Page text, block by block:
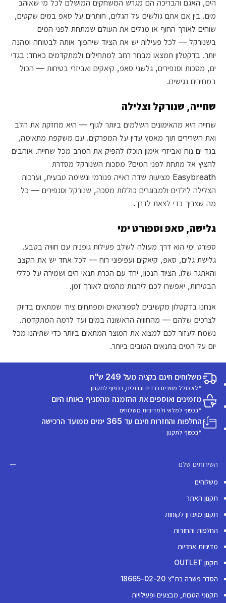
הים, האגם והבריכה הם מגרש המשחקים המושלם לכל מי שאוהב
מים. בין אם אתם גולשים על הגלים, חותרים על סאפ במים שקטים,
שוחים לאורך החוף או מגלים את העולם שמתחת לפני המים
בשנורקל — לכל פעילות יש את הציוד שיהפוך אותה לבטוחה ומהנה
יותר. בדקטלון תמצאו מבחר רחב למתחילים ולמתקדמים כאחד: בגדי
ים, מסכות וסנפירים, גלשני סאפ, קיאקים ואביזרי בטיחות — הכול
במחירים נגישים.
שחייה, שנורקל וצלילה
שחייה היא מהאימונים השלמים ביותר לגוף — היא מחזקת את הלב
ואת השרירים תוך מאמץ עדין על המפרקים. עם משקפת מתאימה,
בגד ים נוח ואביזרי אימון תוכלו להפיק את המרב מכל שחייה. אוהבים
להציץ אל מתחת לפני המים? מסכות השנורקל מסדרת
Easybreath מציעות שדה ראייה פנורמי ונשימה טבעית, וערכות
הצלילה לילדים ולמבוגרים כוללות מסכה, שנורקל וסנפירים — כל
מה שצריך כדי לצאת לדרך.
גלישה, סאפ וספורט ימי
ספורט ימי הוא דרך מעולה לשלב פעילות גופנית עם חוויה בטבע.
גלישת גלים, סאפ, קיאקים ועפיפוני רוח — לכל אחד יש את הקצב
והאתגר שלו. הציוד הנכון, יחד עם הכרת תנאי הים ושמירה על כללי
הבטיחות, יאפשרו לכם ליהנות מהמים לאורך זמן.
אנחנו בדקטלון מקשיבים לספורטאים ומפתחים ציוד שמתאים בדיוק
לצרכים שלהם — מהחוויה הראשונה במים ועד לרמה המתקדמת.
נשמח לעזור לכם למצוא את המוצר המתאים ביותר כדי שתיהנו מכל
יום על המים בתנאים הטובים ביותר.
משלוחים חינם בקניה מעל 249 ש"ח
*לא כולל מוצרים כבדים וגדולים, בכפוף לתקנון
מזמינים ואוספים את ההזמנה מהסניף באותו היום
*בכפוף למלאי ולמדיניות משלוחים
החלפות והחזרות חינם עד 365 ימים ממועד הרכישה
*בכפוף לתקנון
השירותים שלנו
משלוחים
תקנון האתר
תקנון מועדון לקוחות
החלפות והחזרות
מדיניות אחריות
תקנון OUTLET
הסדר פשרה בת"צ 18665-02-20
תקנוני הטבות, מבצעים ופעילויות